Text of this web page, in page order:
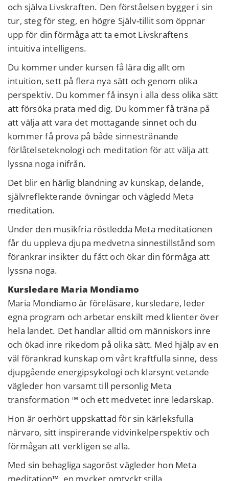
och själva Livskraften. Den förståelsen bygger i sin
tur, steg för steg, en högre Själv-tillit som öppnar
upp för din förmåga att ta emot Livskraftens
intuitiva intelligens.
Du kommer under kursen få lära dig allt om
intuition, sett på flera nya sätt och genom olika
perspektiv. Du kommer få insyn i alla dess olika sätt
att försöka prata med dig. Du kommer få träna på
att välja att vara det mottagande sinnet och du
kommer få prova på både sinnestränande
förlåtelseteknologi och meditation för att välja att
lyssna noga inifrån.
Det blir en härlig blandning av kunskap, delande,
självreflekterande övningar och vägledd Meta
meditation.
Under den musikfria röstledda Meta meditationen
får du uppleva djupa medvetna sinnestillstånd som
förankrar insikter du fått och ökar din förmåga att
lyssna noga.
Kursledare Maria Mondiamo
Maria Mondiamo är föreläsare, kursledare, leder
egna program och arbetar enskilt med klienter över
hela landet. Det handlar alltid om människors inre
och ökad inre rikedom på olika sätt. Med hjälp av en
väl förankrad kunskap om vårt kraftfulla sinne, dess
djupgående energipsykologi och klarsynt vetande
vägleder hon varsamt till personlig Meta
transformation ™ och ett medvetet inre ledarskap.
Hon är oerhört uppskattad för sin kärleksfulla
närvaro, sitt inspirerande vidvinkelperspektiv och
förmågan att verkligen se alla.
Med sin behagliga sagoröst vägleder hon Meta